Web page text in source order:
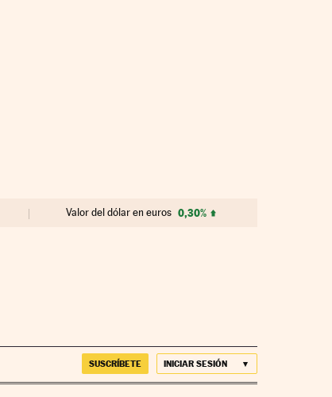
Valor del dólar en euros 0,30%
SUSCRÍBETE INICIAR SESIÓN